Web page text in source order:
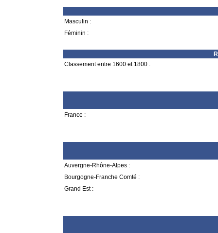
Masculin :
Féminin :
Classement entre 1600 et 1800 :
France :
Auvergne-Rhône-Alpes :
Bourgogne-Franche Comté :
Grand Est :